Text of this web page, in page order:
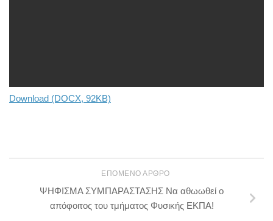
Download (DOCX, 92KB)
ΕΠΌΜΕΝΟ ΆΡΘΡΟ
ΨΗΦΙΣΜΑ ΣΥΜΠΑΡΑΣΤΑΣΗΣ Να αθωωθεί ο
απόφοιτος του τμήματος Φυσικής ΕΚΠΑ!